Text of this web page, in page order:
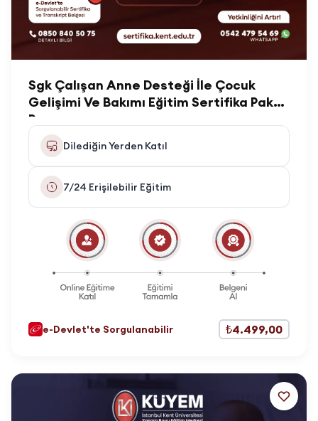
Sgk Çalışan Anne Desteği İle Çocuk
Gelişimi Ve Bakımı Eğitim Sertifika Paket
Programı
Dilediğin Yerden Katıl
7/24 Erişilebilir Eğitim
e-Devlet'te Sorgulanabilir ₺4.499,00